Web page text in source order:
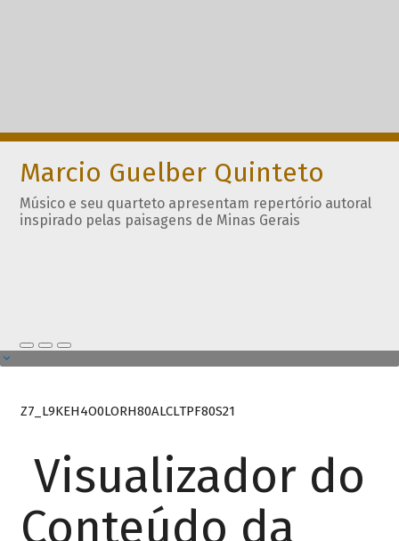
Marcio Guelber Quinteto
Músico e seu quarteto apresentam repertório autoral
inspirado pelas paisagens de Minas Gerais
Z7_L9KEH4O0LORH80ALCLTPF80S21
Visualizador do
Conteúdo da